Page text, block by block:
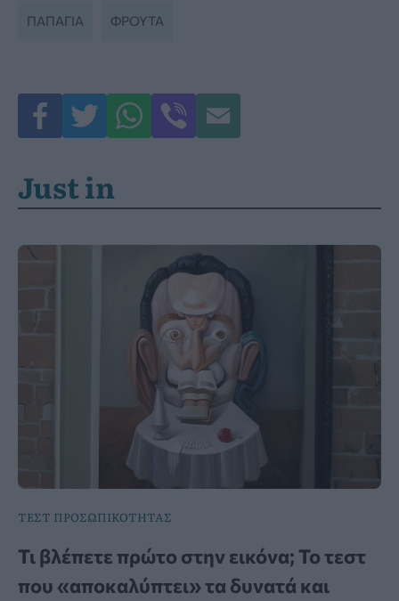
ΠΑΠΆΓΙΑ ΦΡΟΥΤΑ
Just in
ΤΕΣΤ ΠΡΟΣΩΠΙΚΟΤΗΤΑΣ
Τι βλέπετε πρώτο στην εικόνα; Το τεστ
που «αποκαλύπτει» τα δυνατά και